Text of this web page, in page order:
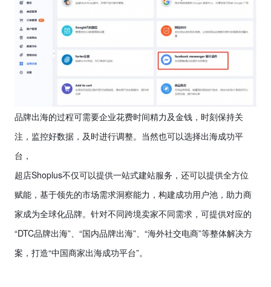
品牌出海的过程可需要企业花费时间精力及金钱，时刻保持关
注，监控好数据，及时进行调整。当然也可以选择出海成功平
台，
超店Shoplus不仅可以提供一站式建站服务，还可以提供全方位
赋能，基于领先的市场需求洞察能力，构建成功用户池，助力商
家成为全球化品牌。针对不同跨境卖家不同需求，可提供对应的
“DTC品牌出海”、 “国内品牌出海”、 “海外社交电商”等整体解决方
案，打造“中国商家出海成功平台”。